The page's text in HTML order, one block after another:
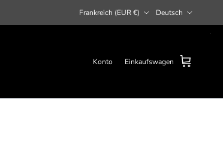
Frankreich (EUR €) Deutsch
Konto Einkaufswagen